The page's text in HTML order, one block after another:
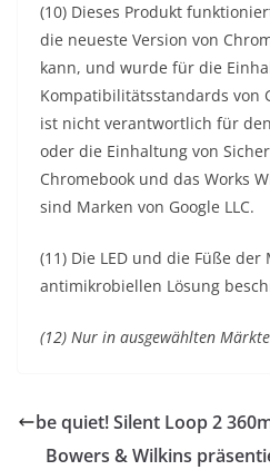
(10) Dieses Produkt
die neueste Version von
kann, und wurde für die
Kompatibilitätsstandards von
ist nicht verantwortlich für
oder die Einhaltung von
Chromebook und das Works
sind Marken von Google LLC.
(11) Die LED und die Füße
antimikrobiellen Lösung
(12) Nur in ausgewählten
be quiet! Silent Loop 2
Bowers & Wilkins